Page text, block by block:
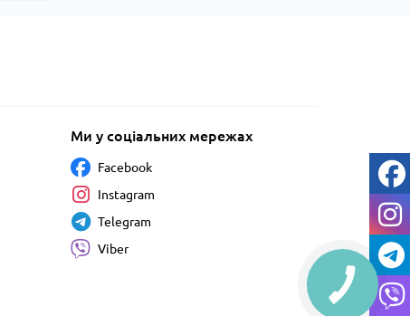
Ми у соціальних мережах
Facebook
Instagram
Telegram
Viber